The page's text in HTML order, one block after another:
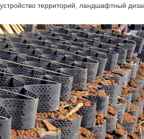
территорий, ландшафтный